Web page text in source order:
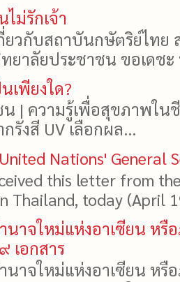
ม่รักเจ้า
ยวกับสถาบันกษัตริย์ไทย
ยาลัยประชาชน ขอเดช
เพียงใด?
| ความรู้เพื่อสุขภาพใน
รังสี UV เลือกผล...
Nations' General
this letter from
Thailand, today (April
นาจใหม่แห่งอาเซียน ห
เอกสาร
นาจใหม่แห่งอาเซียน ห